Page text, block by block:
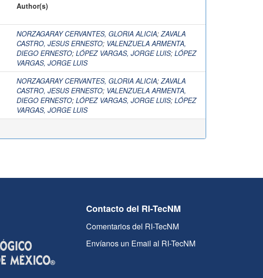
Author(s)
NORZAGARAY CERVANTES, GLORIA ALICIA;ZAVALA
CASTRO, JESUS ERNESTO; VALENZUELA ARMENTA,
DIEGO ERNESTO; LÓPEZ VARGAS, JORGE LUIS; LÓPEZ
VARGAS, JORGE LUIS
NORZAGARAY CERVANTES, GLORIA ALICIA;ZAVALA
CASTRO, JESUS ERNESTO; VALENZUELA ARMENTA,
DIEGO ERNESTO; LÓPEZ VARGAS, JORGE LUIS; LÓPEZ
VARGAS, JORGE LUIS
Contacto del RI-TecNM
Comentarios del RI-TecNM
Envíanos un Email al RI-TecNM